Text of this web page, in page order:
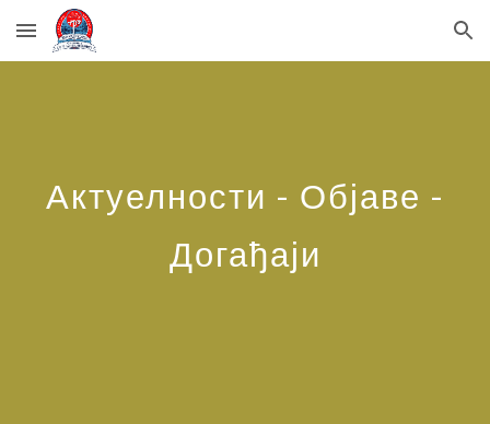
Skip to main content Skip to navigation
Актуелности - Објаве -
Догађаји